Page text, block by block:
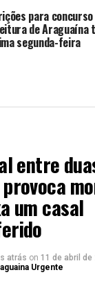
para
de Araguaína
segunda-feira
entre
um casal
atrás on 11 de abril de
Urgente